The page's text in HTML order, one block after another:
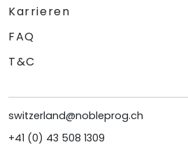
Karrieren
FAQ
T&C
switzerland@nobleprog.ch
+41 (0) 43 508 1309